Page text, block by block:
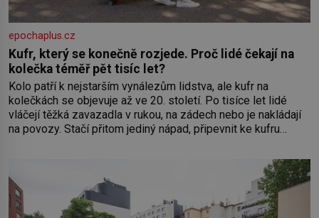
epochaplus.cz
Kufr, který se konečně rozjede. Proč lidé čekají na
kolečka téměř pět tisíc let?
Kolo patří k nejstarším vynálezům lidstva, ale kufr na
kolečkách se objevuje až ve 20. století. Po tisíce let lidé
vláčejí těžká zavazadla v rukou, na zádech nebo je nakládají
na povozy. Stačí přitom jediný nápad, připevnit ke kufru